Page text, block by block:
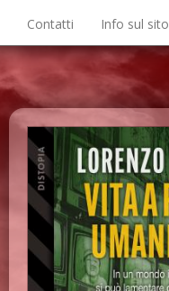
Contatti Info sul sito